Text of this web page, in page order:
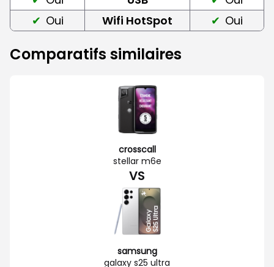
Oui
Wifi HotSpot Oui
Comparatifs similaires
crosscall
stellar m6e
VS
samsung
galaxy s25 ultra